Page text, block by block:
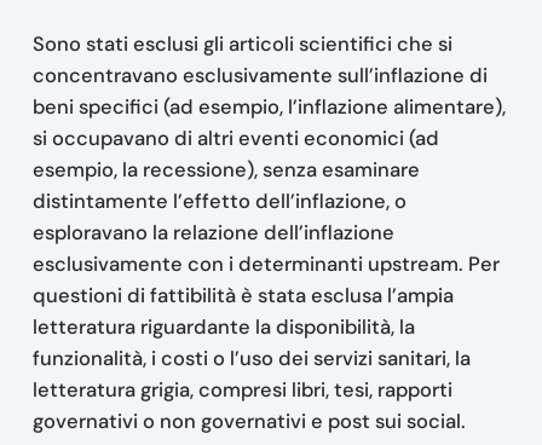
Sono stati esclusi gli articoli scientifici che si
concentravano esclusivamente sull’inflazione di
beni specifici (ad esempio, l’inflazione alimentare),
si occupavano di altri eventi economici (ad
esempio, la recessione), senza esaminare
distintamente l’effetto dell’inflazione, o
esploravano la relazione dell’inflazione
esclusivamente con i determinanti upstream. Per
questioni di fattibilità è stata esclusa l’ampia
letteratura riguardante la disponibilità, la
funzionalità, i costi o l’uso dei servizi sanitari, la
letteratura grigia, compresi libri, tesi, rapporti
governativi o non governativi e post sui social.